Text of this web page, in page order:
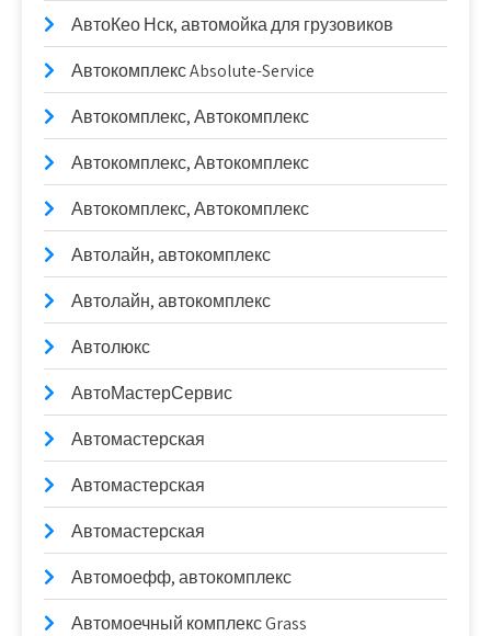
АвтоКео Нск, автомойка для грузовиков
Автокомплекс Absolute-Service
Автокомплекс, Автокомплекс
Автокомплекс, Автокомплекс
Автокомплекс, Автокомплекс
Автолайн, автокомплекс
Автолайн, автокомплекс
Автолюкс
АвтоМастерСервис
Автомастерская
Автомастерская
Автомастерская
Автомоефф, автокомплекс
Автомоечный комплекс Grass